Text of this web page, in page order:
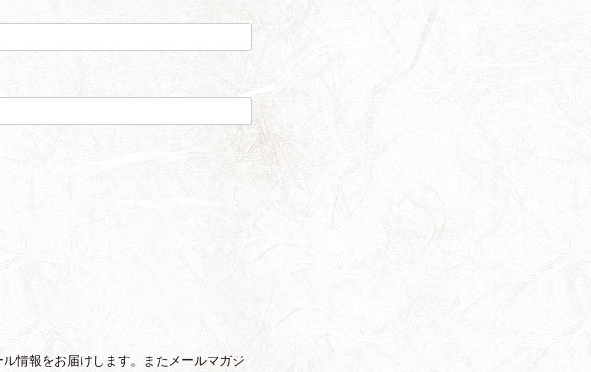
情報をお届けします。またメールマガジ